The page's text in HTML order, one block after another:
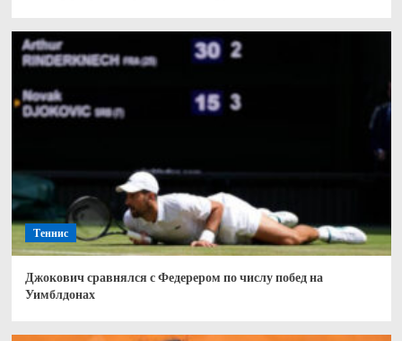
Теннис
Джокович сравнялся с Федерером по числу побед на
Уимблдонах